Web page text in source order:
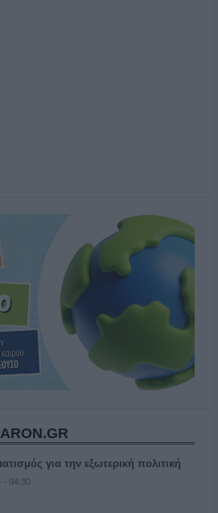
για την εξωτερική πολιτική
- 04:30